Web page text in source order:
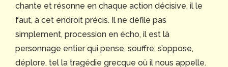
chante et résonne en chaque action décisive, il le
faut, à cet endroit précis. Il ne défile pas
simplement, procession en écho, il est là
personnage entier qui pense, souffre, s’oppose,
déplore, tel la tragédie grecque où il nous appelle.